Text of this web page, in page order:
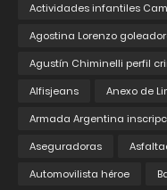
Actividades infantiles
Agostina Lorenzo
Agustín Chiminelli perfil
Alfisjeans
Anexo de
Armada Argentina
Aseguradoras
Automovilista héroe